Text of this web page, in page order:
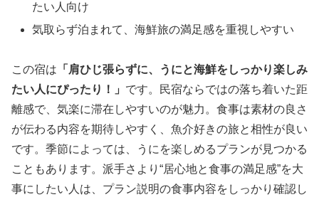
たい人向け
気取らず泊まれて、海鮮旅の満足感を重視しやすい
この宿は 「肩ひじ張らずに、うにと海鮮をしっかり楽しみ
たい人にぴったり！」 です。民宿ならではの落ち着いた距
離感で、気楽に滞在しやすいのが魅力。食事は素材の良さ
が伝わる内容を期待しやすく、魚介好きの旅と相性が良い
です。季節によっては、うにを楽しめるプランが見つかる
こともあります。派手さより“居心地と食事の満足感”を大
事にしたい人は、プラン説明の食事内容をしっかり確認し